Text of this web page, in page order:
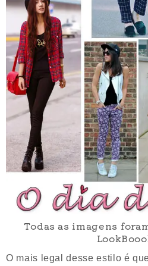
Todas as imagens
O mais legal desse estilo é